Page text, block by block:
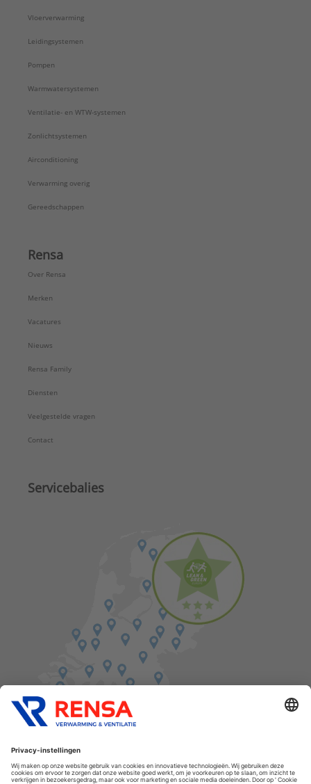
Vloerverwarming
Leidingsystemen
Pompen
Warmwatersystemen
Ventilatie- en WTW-systemen
Zonlichtsystemen
Airconditioning
Verwarming overig
Gereedschappen
Rensa
Over Rensa
Merken
Vacatures
Nieuws
Rensa Family
Diensten
Veelgestelde vragen
Contact
Servicebalies